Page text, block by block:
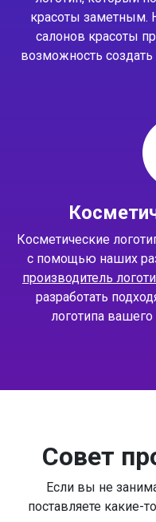
красоты заметным.
салонов красоты
возможность
Косметические
с помощью наших
производитель
разработать
логотипа вашего
Совет
Если вы не
поставляете какие-